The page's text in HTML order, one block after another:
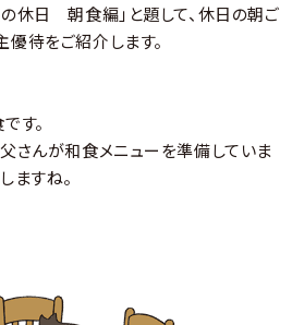
休日 朝食編」と題して、休日の朝ご
待をご紹介します。
す。
さんが和食メニューを準備していま
ますね。